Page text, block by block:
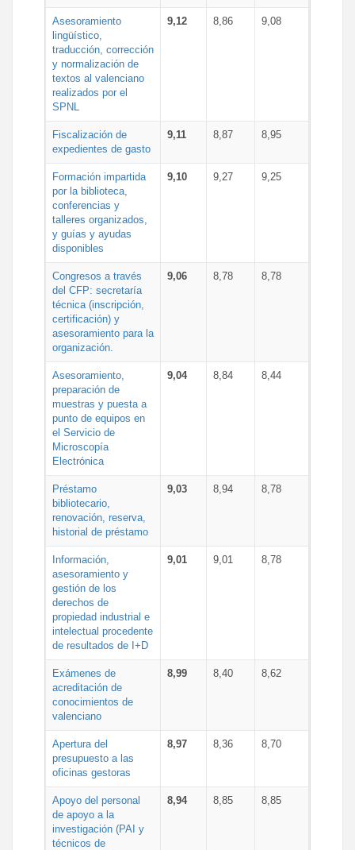
Asesoramiento
lingüístico,
traducción, corrección
y normalización de
textos al valenciano
realizados por el
SPNL
9,12 8,86 9,08
Fiscalización de
expedientes de gasto
9,11 8,87 8,95
Formación impartida
por la biblioteca,
conferencias y
talleres organizados,
y guías y ayudas
disponibles
9,10 9,27 9,25
Congresos a través
del CFP: secretaría
técnica (inscripción,
certificación) y
asesoramiento para la
organización.
9,06 8,78 8,78
Asesoramiento,
preparación de
muestras y puesta a
punto de equipos en
el Servicio de
Microscopía
Electrónica
9,04 8,84 8,44
Préstamo
bibliotecario,
renovación, reserva,
historial de préstamo
9,03 8,94 8,78
Información,
asesoramiento y
gestión de los
derechos de
propiedad industrial e
intelectual procedente
de resultados de I+D
9,01 9,01 8,78
Exámenes de
acreditación de
conocimientos de
valenciano
8,99 8,40 8,62
Apertura del
presupuesto a las
oficinas gestoras
8,97 8,36 8,70
Apoyo del personal
de apoyo a la
investigación (PAI y
técnicos de
8,94 8,85 8,85